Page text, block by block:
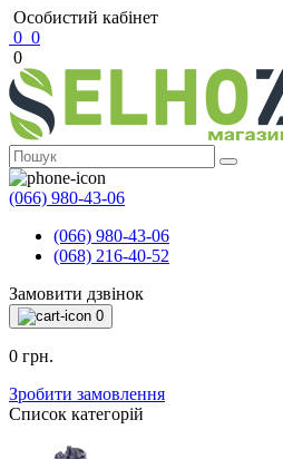
Особистий кабінет
0 0
0
(066) 980-43-06
(066) 980-43-06
(068) 216-40-52
Замовити дзвінок
0
0 грн.
Зробити замовлення
Список категорій